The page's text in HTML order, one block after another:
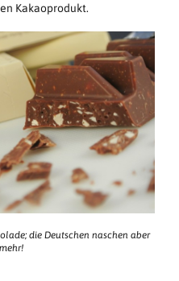
Kakaoprodukt.
die Deutschen naschen aber